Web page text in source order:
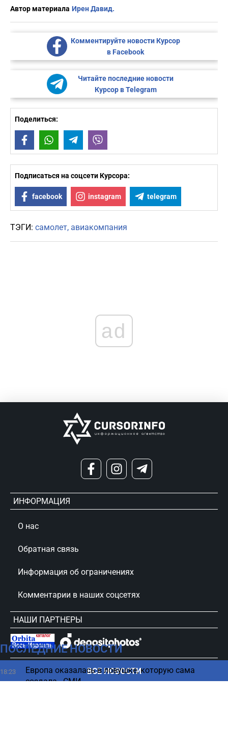
Автор материала Ирен Давид.
Комментируйте новости Курсор
в Facebook
Читайте последние новости
Курсор в Telegram
Поделиться:
FacebookWhatsAppTelegram
Подписаться на соцсети Курсора:
facebook instagram telegram
ТЭГИ: самолет авиакомпания
ПОСЛЕДНИЕ НОВОСТИ
18:23
Европа оказалась в ловушке, которую сама
создала - СМИ
ВСЕ НОВОСТИ
ad
ИНФОРМАЦИЯ
О нас
Обратная связь
Информация об ограничениях
Комментарии в наших соцсетях
НАШИ ПАРТНЕРЫ
сursorinfo.co.il © Все права защищены